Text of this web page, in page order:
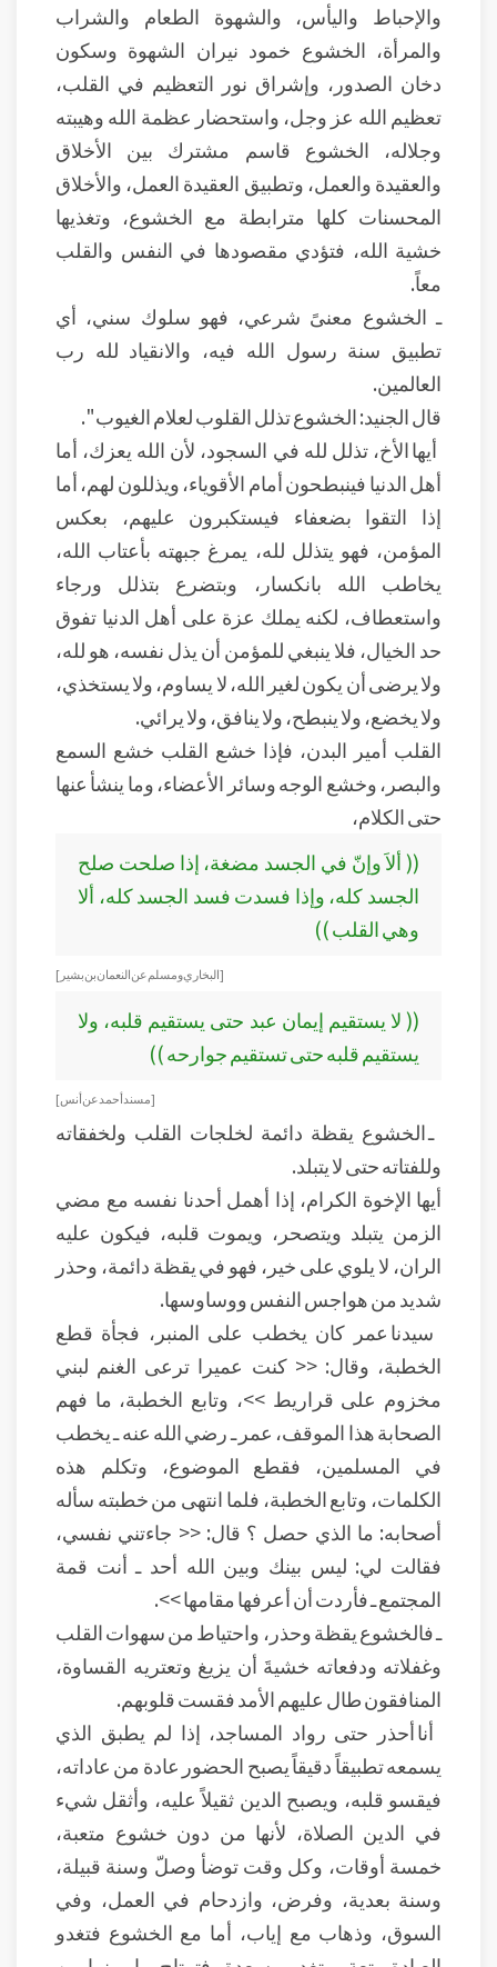
والإحباط واليأس، والشهوة الطعام والشراب
والمرأة، الخشوع خمود نيران الشهوة وسكون
دخان الصدور، وإشراق نور التعظيم في القلب،
تعظيم الله عز وجل، واستحضار عظمة الله وهيبته
وجلاله، الخشوع قاسم مشترك بين الأخلاق
والعقيدة والعمل، وتطبيق العقيدة العمل، والأخلاق
المحسنات كلها مترابطة مع الخشوع، وتغذيها
خشية الله، فتؤدي مقصودها في النفس والقلب
معاً.
ـ الخشوع معنىً شرعي، فهو سلوك سني، أي
تطبيق سنة رسول الله فيه، والانقياد لله رب
العالمين.
قال الجنيد: الخشوع تذلل القلوب لعلام الغيوب ".
أيها الأخ، تذلل لله في السجود، لأن الله يعزك، أما
أهل الدنيا فينبطحون أمام الأقوياء، ويذللون لهم، أما
إذا التقوا بضعفاء فيستكبرون عليهم، بعكس
المؤمن، فهو يتذلل لله، يمرغ جبهته بأعتاب الله،
يخاطب الله بانكسار، وبتضرع بتذلل ورجاء
واستعطاف، لكنه يملك عزة على أهل الدنيا تفوق
حد الخيال، فلا ينبغي للمؤمن أن يذل نفسه، هو لله،
ولا يرضى أن يكون لغير الله، لا يساوم، ولا يستخذي،
ولا يخضع، ولا ينبطح، ولا ينافق، ولا يرائي.
القلب أمير البدن، فإذا خشع القلب خشع السمع
والبصر، وخشع الوجه وسائر الأعضاء، وما ينشأ عنها
حتى الكلام،
(( ألاَ وإنّ في الجسد مضغة، إذا صلحت صلح
الجسد كله، وإذا فسدت فسد الجسد كله، ألا
وهي القلب ))
[ البخاري ومسلم عن النعمان بن بشير ]
(( لا يستقيم إيمان عبد حتى يستقيم قلبه، ولا
يستقيم قلبه حتى تستقيم جوارحه ))
[ مسند أحمد عن أنس ]
ـ الخشوع يقظة دائمة لخلجات القلب ولخفقاته
وللفتاته حتى لا يتبلد.
أيها الإخوة الكرام، إذا أهمل أحدنا نفسه مع مضي
الزمن يتبلد ويتصحر، ويموت قلبه، فيكون عليه
الران، لا يلوي على خير، فهو في يقظة دائمة، وحذر
شديد من هواجس النفس ووساوسها.
سيدنا عمر كان يخطب على المنبر، فجأة قطع
الخطبة، وقال: << كنت عميرا ترعى الغنم لبني
مخزوم على قراريط >>، وتابع الخطبة، ما فهم
الصحابة هذا الموقف، عمر ـ رضي الله عنه ـ يخطب
في المسلمين، فقطع الموضوع، وتكلم هذه
الكلمات، وتابع الخطبة، فلما انتهى من خطبته سأله
أصحابه: ما الذي حصل ؟ قال: << جاءتني نفسي،
فقالت لي: ليس بينك وبين الله أحد ـ أنت قمة
المجتمع ـ فأردت أن أعرفها مقامها >>.
ـ فالخشوع يقظة وحذر، واحتياط من سهوات القلب
وغفلاته ودفعاته خشيةَ أن يزيغ وتعتريه القساوة،
المنافقون طال عليهم الأمد فقست قلوبهم.
أنا أحذر حتى رواد المساجد، إذا لم يطبق الذي
يسمعه تطبيقاً دقيقاً يصبح الحضور عادة من عاداته،
فيقسو قلبه، ويصبح الدين ثقيلاً عليه، وأثقل شيء
في الدين الصلاة، لأنها من دون خشوع متعبة،
خمسة أوقات، وكل وقت توضأ وصلّ وسنة قبيلة،
وسنة بعدية، وفرض، وازدحام في العمل، وفي
السوق، وذهاب مع إياب، أما مع الخشوع فتغدو